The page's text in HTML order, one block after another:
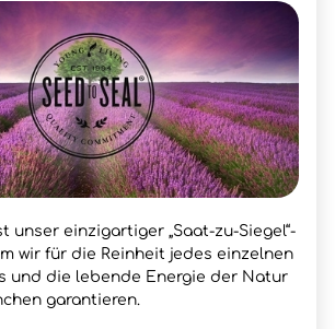
unser einzigartiger „Saat-zu-Siegel“-
wir für die Reinheit jedes einzelnen
und die lebende Energie der Natur
garantieren.